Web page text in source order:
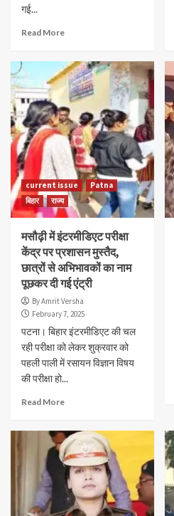
गई...
Read More
current issue
Patna
बिहार
राज्य
मसौढ़ी में इंटरमीडिएट परीक्षा
केंद्र पर प्रशासन मुस्तैद,
छात्रों से अभिभावकों का नाम
पूछकर दी गई एंट्री
By Amrit Versha
February 7, 2025
पटना। बिहार इंटरमीडिएट की चल
रही परीक्षा को लेकर शुक्रवार को
पहली पाली में रसायन विज्ञान विषय
की परीक्षा हो...
Read More